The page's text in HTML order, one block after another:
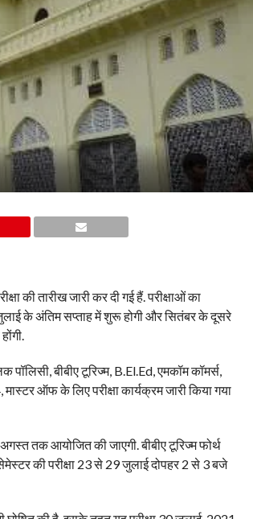
की तारीख जारी कर दी गई हैं. परीक्षाओं का
के अंतिम सप्ताह में शुरू होगी और सितंबर के दूसरे
बीबीए टूरिज्म, B.El.Ed, एमकॉम कॉमर्स,
ऑफ के लिए परीक्षा कार्यक्रम जारी किया गया
तक आयोजित की जाएगी. बीबीए टूरिज्म फोर्थ
की परीक्षा 23 से 29 जुलाई दोपहर 2 से 3 बजे